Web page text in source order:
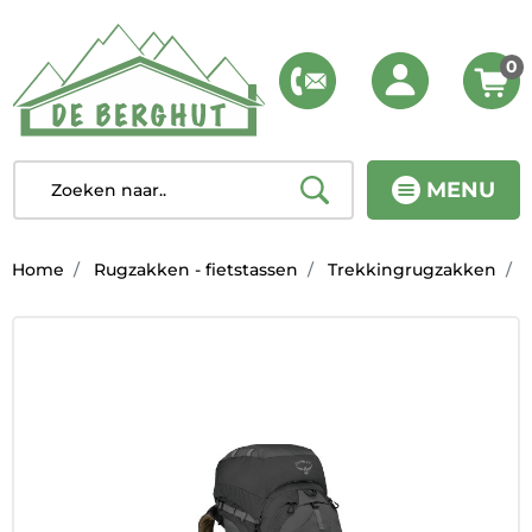
MENU
0
Home Rugzakken - fietstassen Trekkingrugzakken